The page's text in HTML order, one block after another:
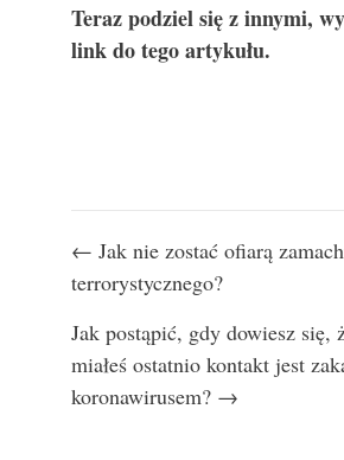
Teraz podziel się z innymi,
link do tego artykułu.
Nawigacja
wpisu
← Jak nie zostać ofiarą
terrorystycznego?
Jak postąpić, gdy dowiesz się,
miałeś ostatnio kontakt jest
koronawirusem? →